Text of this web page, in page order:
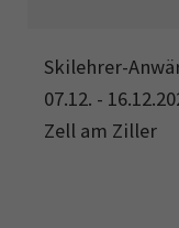
Skilehrer-
07.12. -
Zell am Ziller